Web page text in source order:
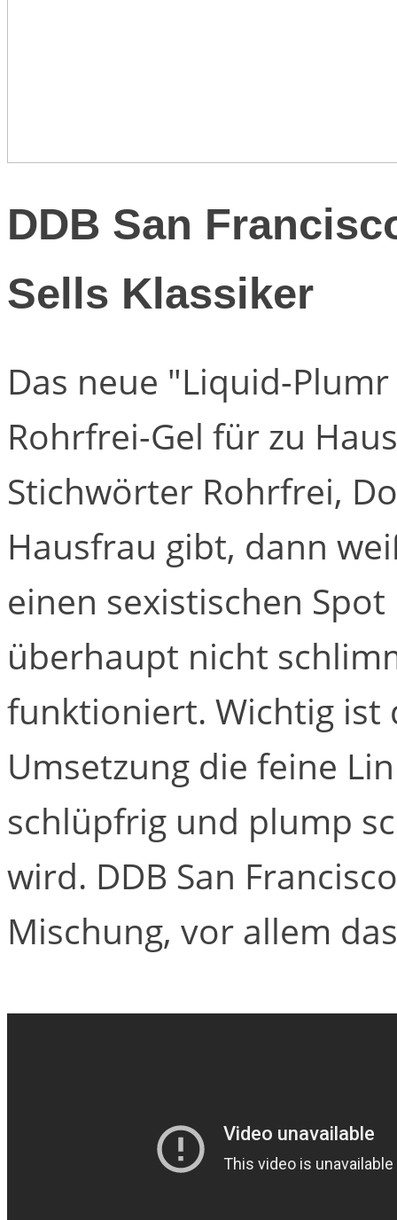
DDB San
Sells Klassiker
Das neue "Liquid-
Rohrfrei-Gel für zu
Stichwörter Rohrfrei,
Hausfrau gibt, dann
einen sexistischen
überhaupt nicht
funktioniert. Wichtig ist
Umsetzung die feine
schlüpfrig und plump
wird. DDB San
Mischung, vor allem